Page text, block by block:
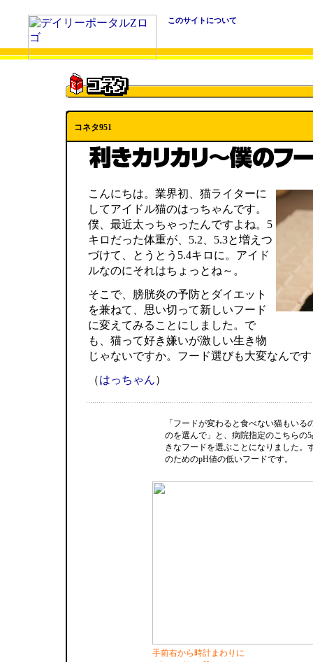
このサイトについて
コネタ951
こんにちは。業界初、猫ライターに
してアイドル猫のはっちゃんです。
僕、最近太っちゃったんですよね。5
キロだった体重が、5.2、5.3と増えつ
づけて、とうとう5.4キロに。アイド
ルなのにそれはちょっとね～。
そこで、膀胱炎の予防とダイエット
を兼ねて、思い切って新しいフード
に変えてみることにしました。で
も、猫って好き嫌いが激しい生き物
じゃないですか。フード選びも大変なんで
（はっちゃん）
「フードが変わると食べない猫もいる
のを選んで」と、病院指定のこちらの
きなフードを選ぶことになりました。
のためのpH値の低いフードです。
手前右から時計まわりに